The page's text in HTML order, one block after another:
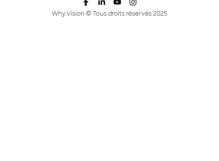
Why.Vision © Tous droits réservés 2025